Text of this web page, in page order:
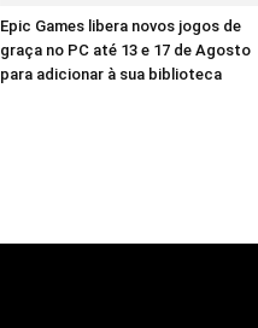
Epic Games libera novos jogos de
graça no PC até 13 e 17 de Agosto
para adicionar à sua biblioteca